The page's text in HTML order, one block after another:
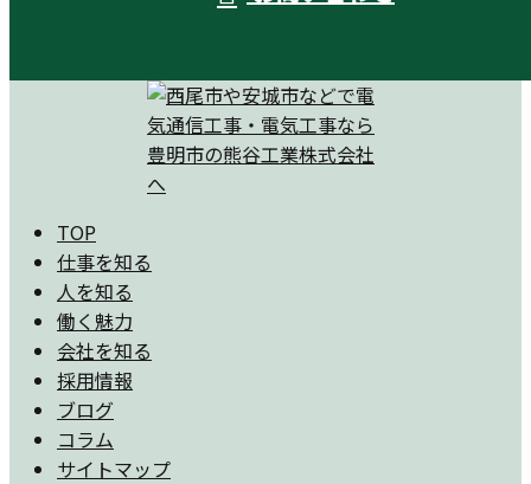
TOP
仕事を知る
人を知る
働く魅力
会社を知る
採用情報
ブログ
コラム
サイトマップ